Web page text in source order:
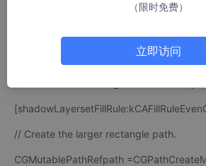
[shadowLayersetShadowOpacity:1.0f];
// Create the larger rectangle path.
CGMutablePathRefpath
（限时免费）
立即访问